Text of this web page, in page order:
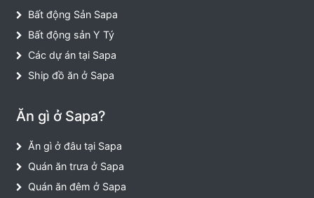
Bất động Sản Sapa
Bất động sản Y Tý
Các dự án tại Sapa
Ship đồ ăn ở Sapa
Ăn gì ở Sapa?
Ăn gì ở đâu tại Sapa
Quán ăn trưa ở Sapa
Quán ăn đêm ở Sapa